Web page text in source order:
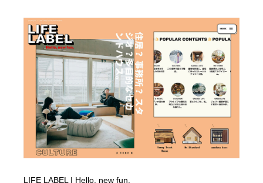
LIFE LABEL | Hello, new fun.